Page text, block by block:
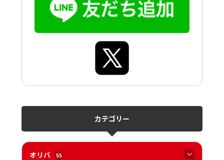
カテゴリー
オリパ 55